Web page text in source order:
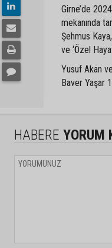
Girne’de
mekanında
Şehmus
ve ‘Özel
Yusuf Akan
Baver Yaşar
HABERE YORUM